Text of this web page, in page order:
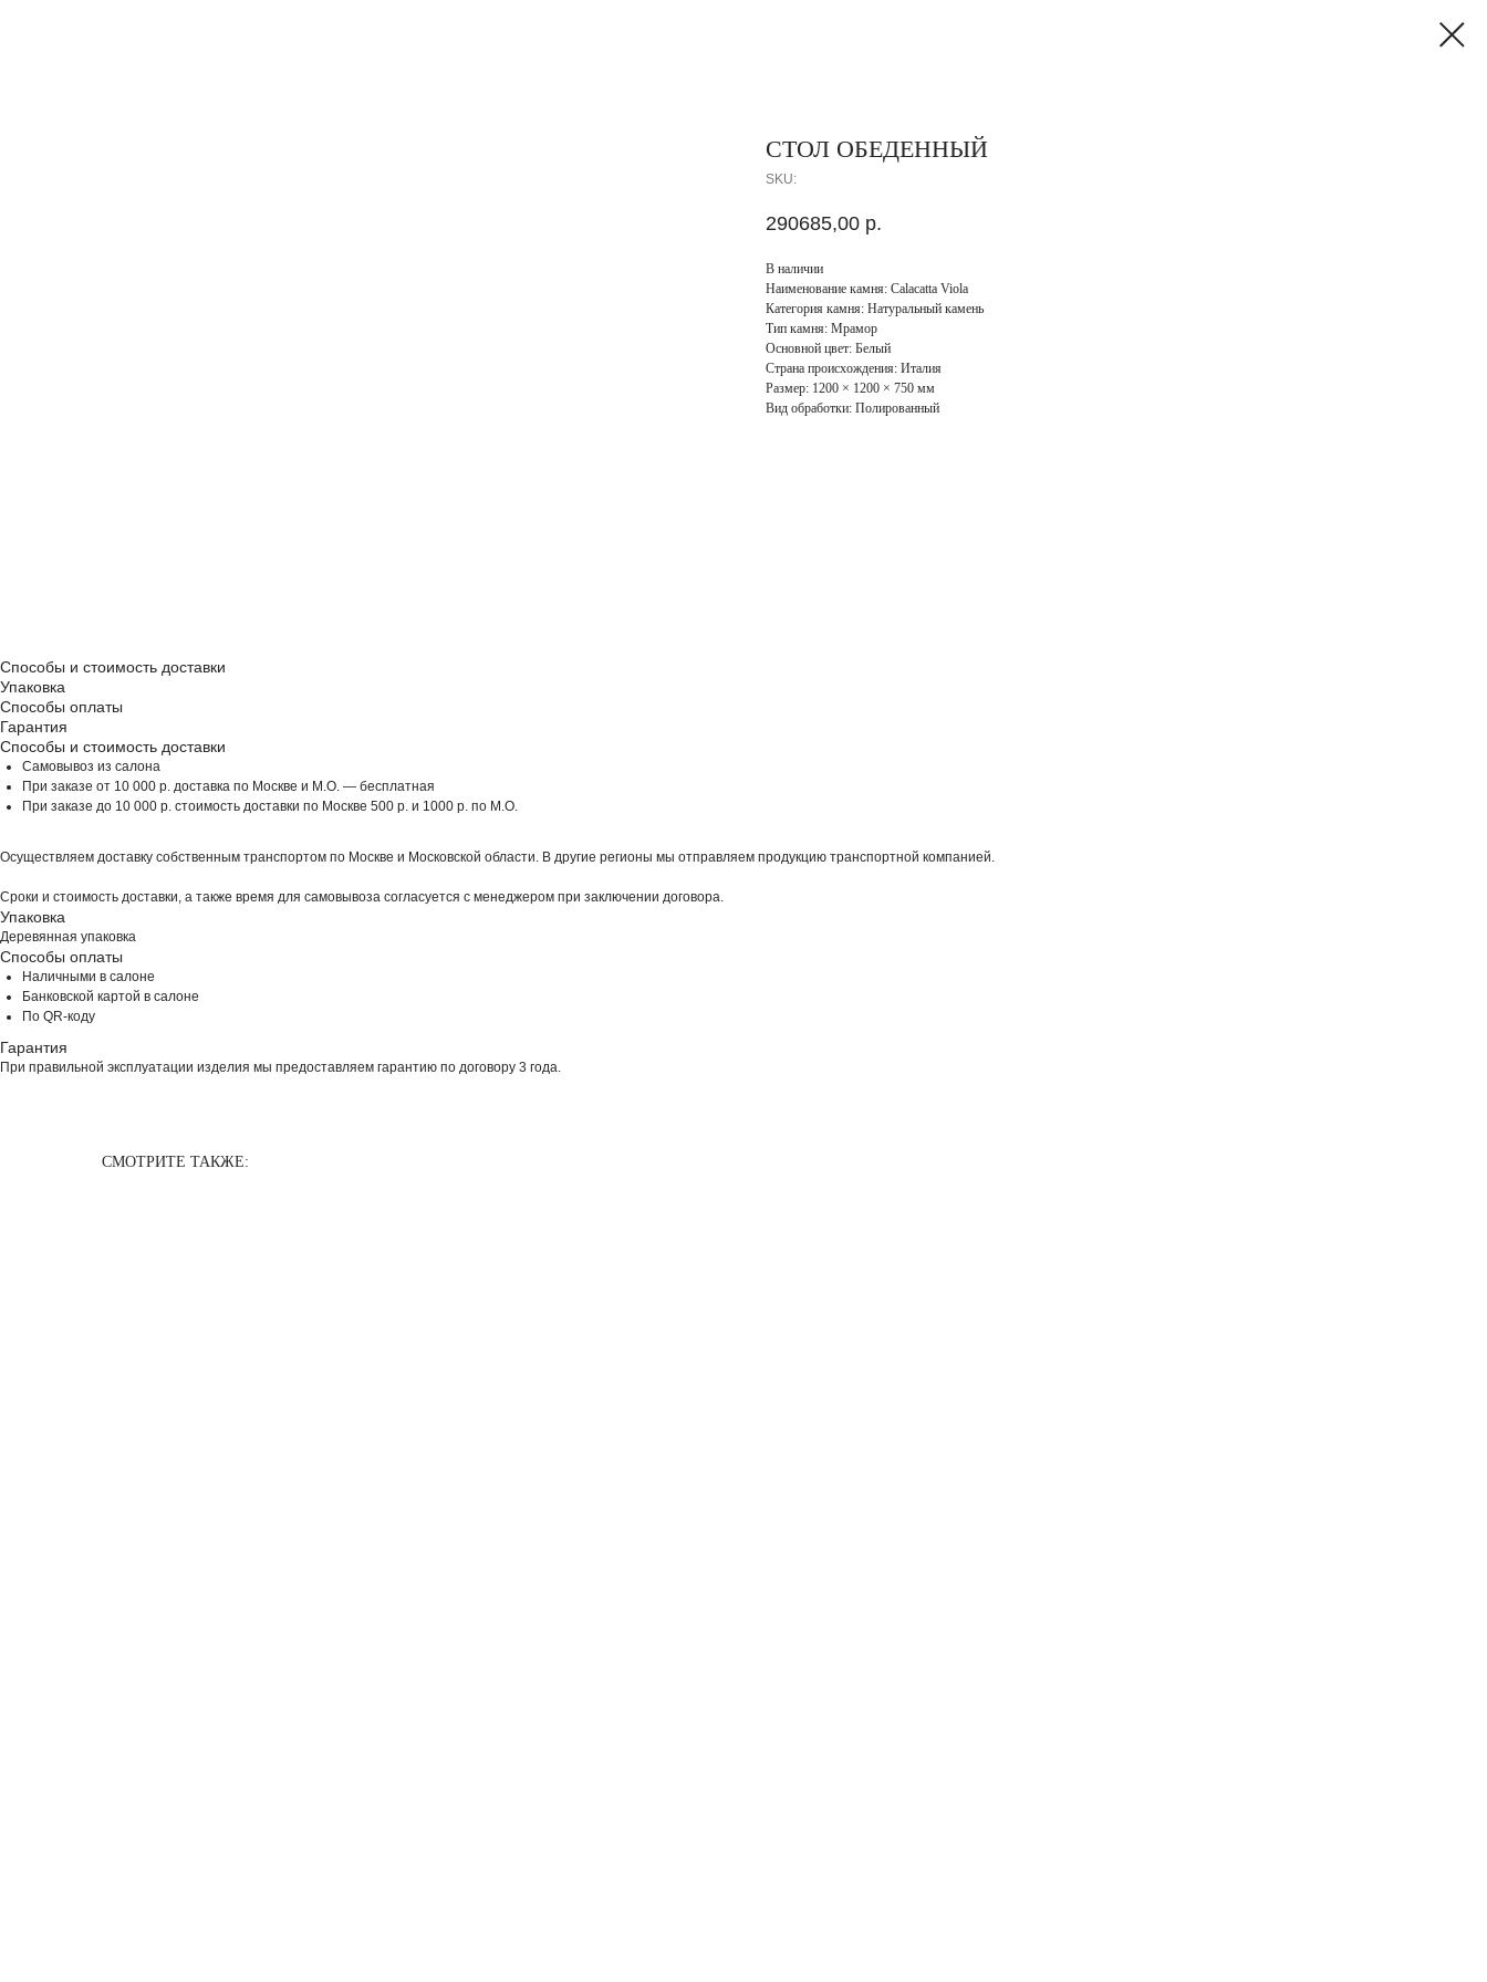
СТОЛ ОБЕДЕННЫЙ
SKU:
290685,00 р.
В наличии
Наименование камня: Calacatta Viola
Категория камня: Натуральный камень
Тип камня: Мрамор
Основной цвет: Белый
Страна происхождения: Италия
Размер: 1200 × 1200 × 750 мм
Вид обработки: Полированный
Способы и стоимость доставки
Упаковка
Способы оплаты
Гарантия
Способы и стоимость доставки
Самовывоз из салона
При заказе от 10 000 р. доставка по Москве и М.О. — бесплатная
При заказе до 10 000 р. стоимость доставки по Москве 500 р. и 1000 р. по М.О.
Осуществляем доставку собственным транспортом по Москве и Московской области. В другие регионы мы отправляем продукцию транспортной компанией.
Сроки и стоимость доставки, а также время для самовывоза согласуется с менеджером при заключении договора.
Упаковка
Деревянная упаковка
Способы оплаты
Наличными в салоне
Банковской картой в салоне
По QR-коду
Гарантия
При правильной эксплуатации изделия мы предоставляем гарантию по договору 3 года.
СМОТРИТЕ ТАКЖЕ: